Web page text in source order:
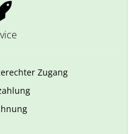
Zugang